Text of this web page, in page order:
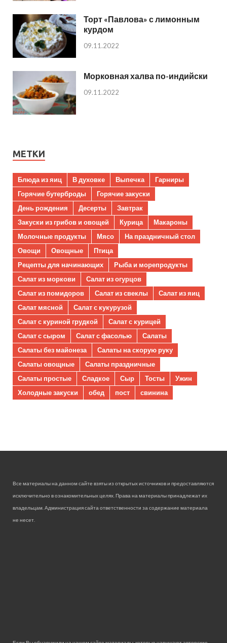
Торт «Павлова» с лимонным
курдом
09.11.2022
Морковная халва по-индийски
09.11.2022
МЕТКИ
Блюда из яиц В духовке Выпечка
Гарниры
Горячие бутерброды
Горячие закуски
День рождения
Десерты
Завтрак
Закуски из грибов и овощей
Курица
Макароны
Молочные продукты
Мясо
На праздничный стол
Овощи
Овощные
Птица
Рецепты для начинающих
Рыба и морепродукты
Салат из моркови
Салат из огурцов
Салат из помидоров
Салат из свеклы
Салат из яиц
Салат мясной
Салат с кукурузой
Салат с куриной грудкой
Салат с курицей
Салат с сыром
Салат с фасолью
Салаты
Салаты без майонеза
Салаты на скорую руку
Салаты овощные
Салаты праздничные
Салаты простые
Сладкое Сыр Тосты
Ужин
Холодные закуски
обед пост свинина
Все материалы на данном сайте взяты из открытых источников и предоставляются
исключительно в ознакомительных целях. Права на материалы принадлежат их
владельцам. Администрация сайта ответственности за содержание материала
не несет.